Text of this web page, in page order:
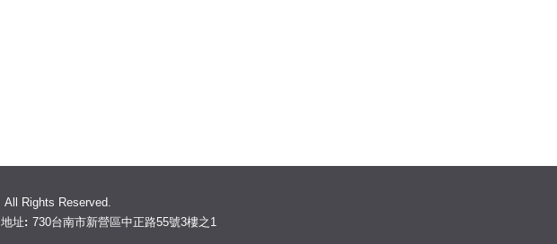
All Rights Reserved.
地址: 730台南市新營區中正路55號3樓之1